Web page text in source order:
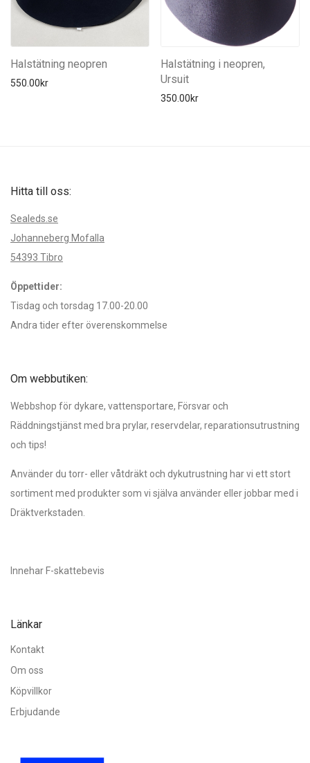
Halstätning neopren
550.00kr
Halstätning i neopren,
Ursuit
350.00kr
Hitta till oss:
Sealeds.se
Johanneberg Mofalla
54393 Tibro
Öppettider:
Tisdag och torsdag 17.00-20.00
Andra tider efter överenskommelse
Om webbutiken:
Webbshop för dykare, vattensportare, Försvar och
Räddningstjänst med bra prylar, reservdelar, reparationsutrustning
och tips!
Använder du torr- eller våtdräkt och dykutrustning har vi ett stort
sortiment med produkter som vi själva använder eller jobbar med i
Dräktverkstaden.
Innehar F-skattebevis
Länkar
Kontakt
Om oss
Köpvillkor
Erbjudande